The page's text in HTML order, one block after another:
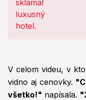
V celom videu, v
vidno aj cenovky.
všetko!" napísala.